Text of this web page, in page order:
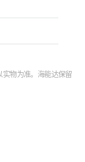
物为准。海能达保留